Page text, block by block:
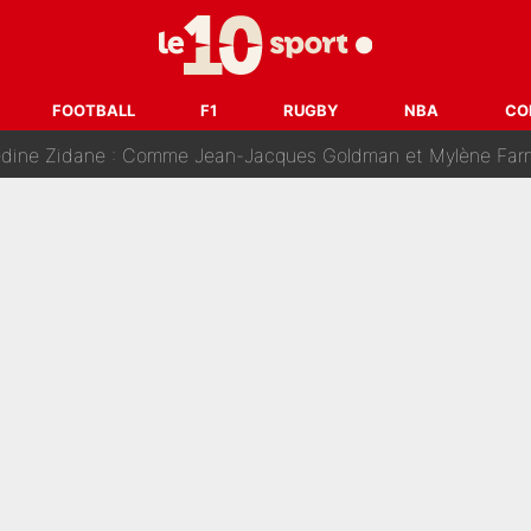
FOOTBALL F1 RUGBY NBA
: Son transfert au PSG est annoncé en Espagne !
battre, Safonov numéro un… Le PSG se lance encore dans un gros
Jean-Jacques Goldman et Mylène Farmer, le nouveau sélectionneur de